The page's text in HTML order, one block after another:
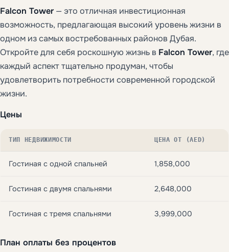
Falcon Tower — это отличная инвестиционная
возможность, предлагающая высокий уровень жизни в
одном из самых востребованных районов Дубая.
Откройте для себя роскошную жизнь в Falcon Tower, где
каждый аспект тщательно продуман, чтобы
удовлетворить потребности современной городской
жизни.
Цены
ТИП НЕДВИЖИМОСТИ ЦЕНА ОТ (AED)
Гостиная с одной спальней 1,858,000
Гостиная с двумя спальнями 2,648,000
Гостиная с тремя спальнями 3,999,000
План оплаты без процентов